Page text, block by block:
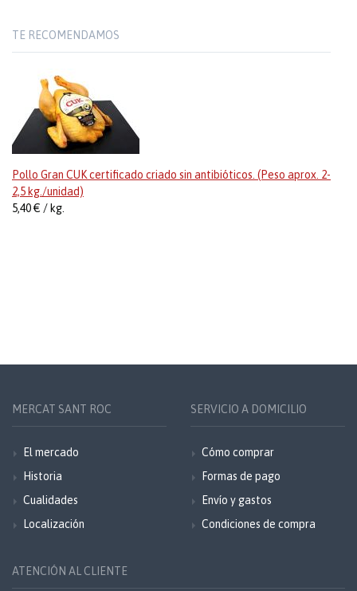
TE RECOMENDAMOS
Pollo Gran CUK certificado criado sin antibióticos. (Peso aprox. 2-
2,5 kg./unidad)
5,40 € / kg.
MERCAT SANT ROC
El mercado
Historia
Cualidades
Localización
SERVICIO A DOMICILIO
Cómo comprar
Formas de pago
Envío y gastos
Condiciones de compra
ATENCIÓN AL CLIENTE